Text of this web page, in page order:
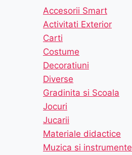
Accesorii Smart
Activitati Exterior
Carti
Costume
Decoratiuni
Diverse
Gradinita si Scoala
Jocuri
Jucarii
Materiale didactice
Muzica si instrumente